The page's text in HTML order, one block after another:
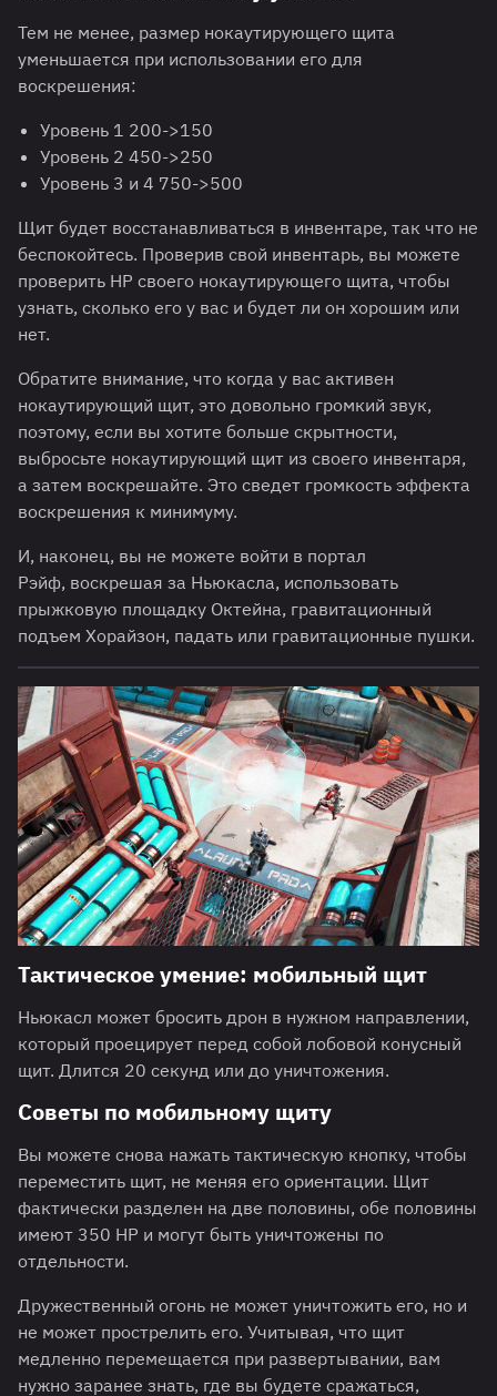
Тем не менее, размер нокаутирующего щита
уменьшается при использовании его для
воскрешения:
Уровень 1 200->150
Уровень 2 450->250
Уровень 3 и 4 750->500
Щит будет восстанавливаться в инвентаре, так что не
беспокойтесь. Проверив свой инвентарь, вы можете
проверить HP своего нокаутирующего щита, чтобы
узнать, сколько его у вас и будет ли он хорошим или
нет.
Обратите внимание, что когда у вас активен
нокаутирующий щит, это довольно громкий звук,
поэтому, если вы хотите больше скрытности,
выбросьте нокаутирующий щит из своего инвентаря,
а затем воскрешайте. Это сведет громкость эффекта
воскрешения к минимуму.
И, наконец, вы не можете войти в портал
Рэйф, воскрешая за Ньюкасла, использовать
прыжковую площадку Октейна, гравитационный
подъем Хорайзон, падать или гравитационные пушки.
Тактическое умение: мобильный щит
Ньюкасл может бросить дрон в нужном направлении,
который проецирует перед собой лобовой конусный
щит. Длится 20 секунд или до уничтожения.
Советы по мобильному щиту
Вы можете снова нажать тактическую кнопку, чтобы
переместить щит, не меняя его ориентации. Щит
фактически разделен на две половины, обе половины
имеют 350 HP и могут быть уничтожены по
отдельности.
Дружественный огонь не может уничтожить его, но и
не может прострелить его. Учитывая, что щит
медленно перемещается при развертывании, вам
нужно заранее знать, где вы будете сражаться,